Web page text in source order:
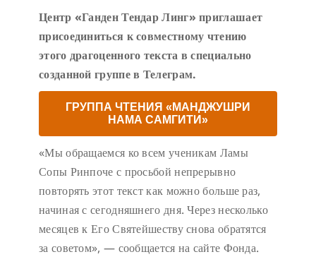
Центр «Ганден Тендар Линг» приглашает
присоединиться к совместному чтению
этого драгоценного текста в специально
созданной группе в Телеграм.
ГРУППА ЧТЕНИЯ «МАНДЖУШРИ
НАМА САМГИТИ»
«Мы обращаемся ко всем ученикам Ламы
Сопы Ринпоче с просьбой непрерывно
повторять этот текст как можно больше раз,
начиная с сегодняшнего дня. Через несколько
месяцев к Его Святейшеству снова обратятся
за советом», — сообщается на сайте Фонда.